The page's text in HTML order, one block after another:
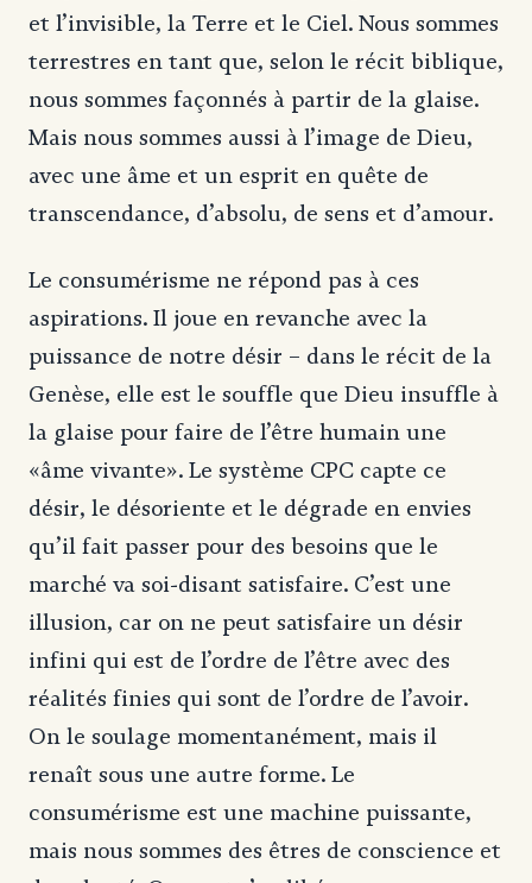
et l’invisible, la Terre et le Ciel. Nous sommes
terrestres en tant que, selon le récit biblique,
nous sommes façonnés à partir de la glaise.
Mais nous sommes aussi à l’image de Dieu,
avec une âme et un esprit en quête de
transcendance, d’absolu, de sens et d’amour.
Le consumérisme ne répond pas à ces
aspirations. Il joue en revanche avec la
puissance de notre désir – dans le récit de la
Genèse, elle est le souffle que Dieu insuffle à
la glaise pour faire de l’être humain une
«âme vivante». Le système CPC capte ce
désir, le désoriente et le dégrade en envies
qu’il fait passer pour des besoins que le
marché va soi-disant satisfaire. C’est une
illusion, car on ne peut satisfaire un désir
infini qui est de l’ordre de l’être avec des
réalités finies qui sont de l’ordre de l’avoir.
On le soulage momentanément, mais il
renaît sous une autre forme. Le
consumérisme est une machine puissante,
mais nous sommes des êtres de conscience et